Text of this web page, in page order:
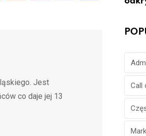
Jest
co daje jej 13
Call